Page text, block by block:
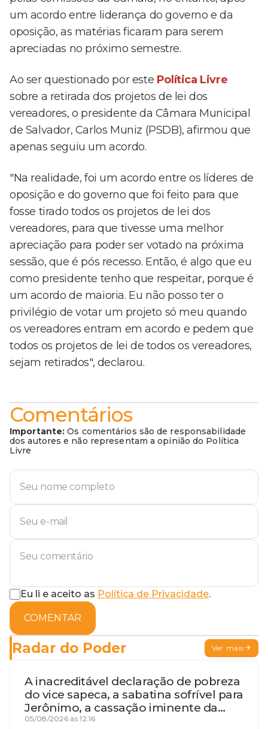
um acordo entre liderança do governo e da
oposição, as matérias ficaram para serem
apreciadas no próximo semestre.
Ao ser questionado por este Política Livre
sobre a retirada dos projetos de lei dos
vereadores, o presidente da Câmara Municipal
de Salvador, Carlos Muniz (PSDB), afirmou que
apenas seguiu um acordo.
"Na realidade, foi um acordo entre os líderes de
oposição e do governo que foi feito para que
fosse tirado todos os projetos de lei dos
vereadores, para que tivesse uma melhor
apreciação para poder ser votado na próxima
sessão, que é pós recesso. Então, é algo que eu
como presidente tenho que respeitar, porque é
um acordo de maioria. Eu não posso ter o
privilégio de votar um projeto só meu quando
os vereadores entram em acordo e pedem que
todos os projetos de lei de todos os vereadores,
sejam retirados", declarou.
Comentários
Importante: Os comentários são de responsabilidade
dos autores e não representam a opinião do Política
Livre
Eu li e aceito as Política de Privacidade.
COMENTAR
Radar do Poder Ver mais
A inacreditável declaração de pobreza
do vice sapeca, a sabatina sofrível para
Jerônimo, a cassação iminente da
desembargadora e a vaga do Quinto
05/08/2026 às 12:16